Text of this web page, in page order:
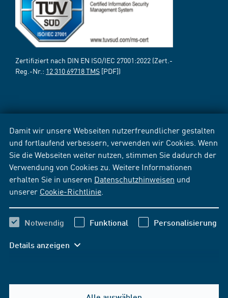
Damit wir unsere Webseiten nutzerfreundlicher gestalten
und fortlaufend verbessern, verwenden wir Cookies. Wenn
Sie die Webseiten weiter nutzen, stimmen Sie dadurch der
Verwendung von Cookies zu. Weitere Informationen
erhalten Sie in unseren Datenschutzhinweisen und
unserer Cookie-Richtlinie
Notwendig Funktional Personalisierung
Details anzeigen
Zertifiziert nach DIN EN ISO/IEC 27001:2022 (Zert.-
Reg.-Nr.: 12 310 69718 TMS [PDF])